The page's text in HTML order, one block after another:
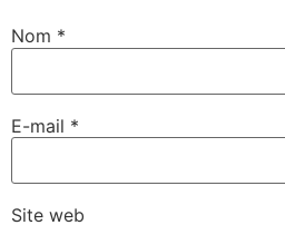
Nom *
E-mail *
Site web